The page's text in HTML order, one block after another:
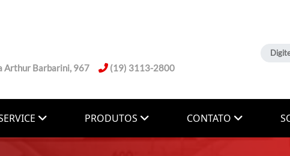
Arthur Barbarini, 967 (19) 3113-2800
PRODUTOS CONTATO
DE PETRÓLEO